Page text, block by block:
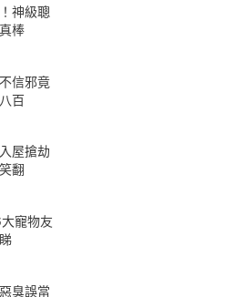
神級聰
棒
信邪竟
百
屋搶劫
翻
寵物友
臭誤當